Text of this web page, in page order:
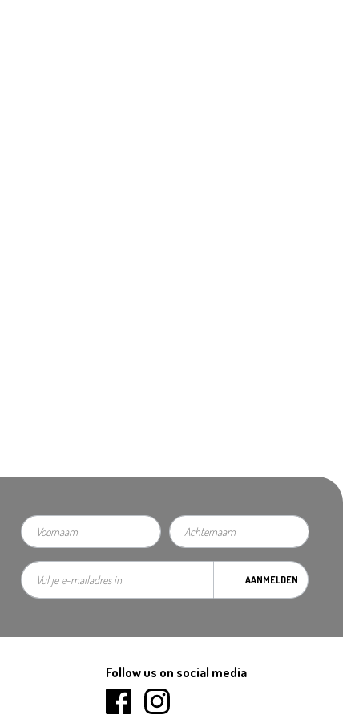
AANMELDEN
Follow us on social media